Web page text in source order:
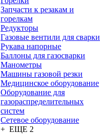
Запчасти к резакам и
горелкам
Редукторы
Газовые вентили для сварки
Рукава напорные
Баллоны для газосварки
Манометры
Машины газовой резки
Медицинское оборудование
Оборудование для
газораспределительных
систем
Сетевое оборудование
+ ЕЩЕ 2